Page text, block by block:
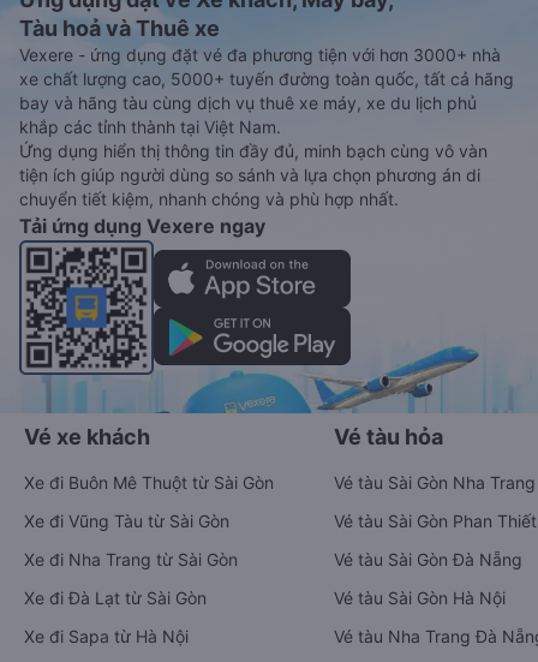
Tàu hoả và Thuê xe
Vexere - ứng dụng đặt vé đa phương tiện với hơn 3000+ nhà
xe chất lượng cao, 5000+ tuyến đường toàn quốc, tất cả hãng
bay và hãng tàu cùng dịch vụ thuê xe máy, xe du lịch phủ
khắp các tỉnh thành tại Việt Nam.
Ứng dụng hiển thị thông tin đầy đủ, minh bạch cùng vô vàn
tiện ích giúp người dùng so sánh và lựa chọn phương án di
chuyển tiết kiệm, nhanh chóng và phù hợp nhất.
Tải ứng dụng Vexere ngay
Vé xe khách
Xe đi Buôn Mê Thuột từ Sài Gòn
Xe đi Vũng Tàu từ Sài Gòn
Xe đi Nha Trang từ Sài Gòn
Xe đi Đà Lạt từ Sài Gòn
Xe đi Sapa từ Hà Nội
Vé tàu hỏa
Vé tàu Sài Gòn Nha Trang
Vé tàu Sài Gòn Phan Thiết
Vé tàu Sài Gòn Đà Nẵng
Vé tàu Sài Gòn Hà Nội
Vé tàu Nha Trang Đà